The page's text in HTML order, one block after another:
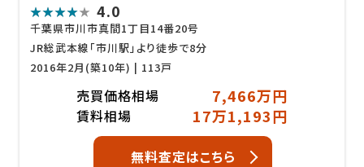
4.0
千葉県市川市真間1丁目14番20号
JR総武本線「市川駅」より徒歩で8分
2016年2月(築10年) | 113戸
売買価格相場 7,466万円
賃料相場 17万1,193円
無料査定はこちら